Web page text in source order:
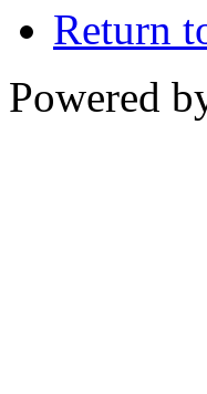
Return
Powered